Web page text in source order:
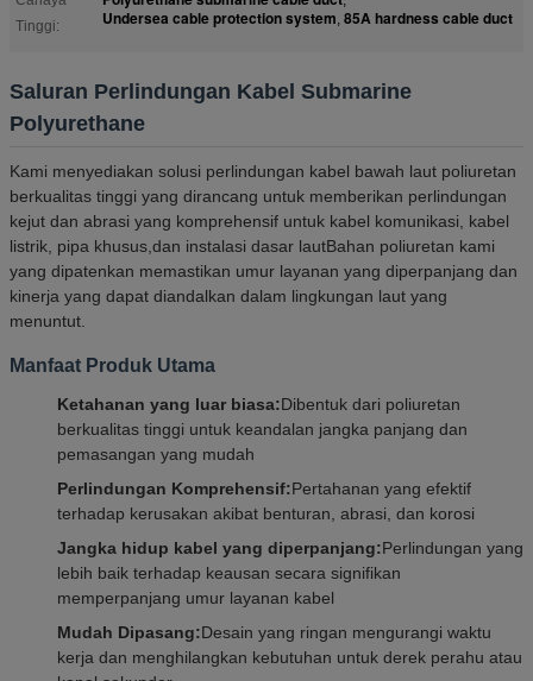
Tinggi:
Undersea cable protection system, 85A hardness cable duct
Saluran Perlindungan Kabel Submarine
Polyurethane
Kami menyediakan solusi perlindungan kabel bawah laut poliuretan
berkualitas tinggi yang dirancang untuk memberikan perlindungan
kejut dan abrasi yang komprehensif untuk kabel komunikasi, kabel
listrik, pipa khusus,dan instalasi dasar lautBahan poliuretan kami
yang dipatenkan memastikan umur layanan yang diperpanjang dan
kinerja yang dapat diandalkan dalam lingkungan laut yang
menuntut.
Manfaat Produk Utama
Ketahanan yang luar biasa:Dibentuk dari poliuretan
berkualitas tinggi untuk keandalan jangka panjang dan
pemasangan yang mudah
Perlindungan Komprehensif:Pertahanan yang efektif
terhadap kerusakan akibat benturan, abrasi, dan korosi
Jangka hidup kabel yang diperpanjang:Perlindungan yang
lebih baik terhadap keausan secara signifikan
memperpanjang umur layanan kabel
Mudah Dipasang:Desain yang ringan mengurangi waktu
kerja dan menghilangkan kebutuhan untuk derek perahu atau